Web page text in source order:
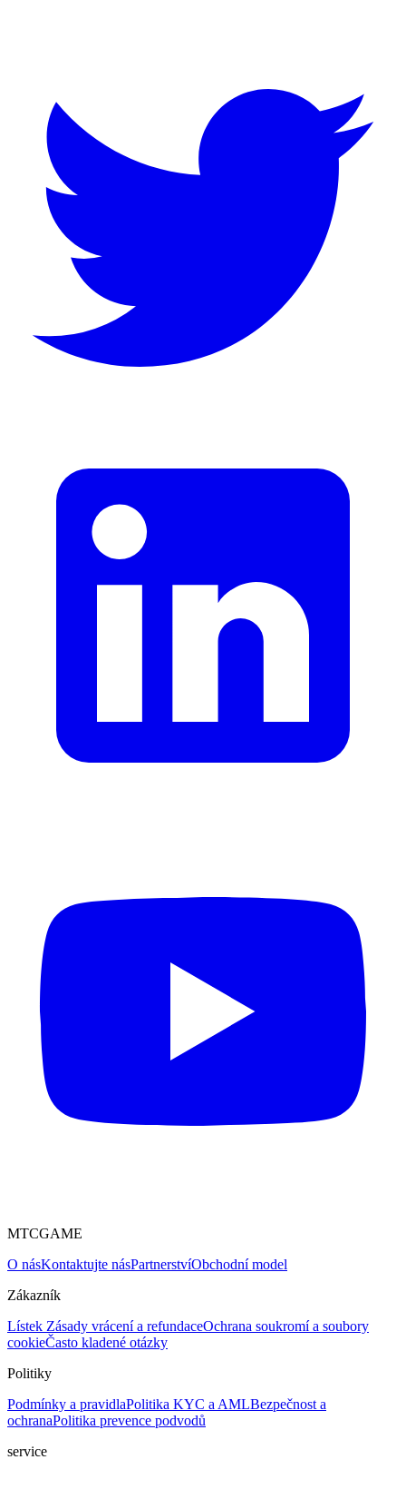
MTCGAME
O násKontaktujte násPartnerstvíObchodní model
Zákazník
Lístek Zásady vrácení a refundaceOchrana soukromí a soubory
cookieČasto kladené otázky
Politiky
Podmínky a pravidlaPolitika KYC a AMLBezpečnost a
ochranaPolitika prevence podvodů
service